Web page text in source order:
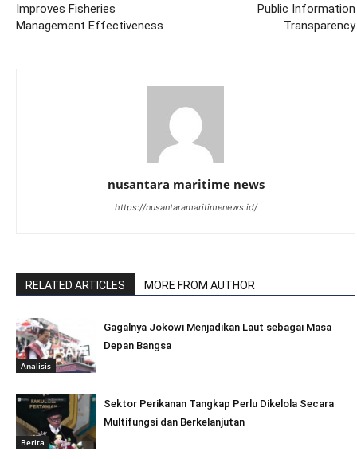
Improves Fisheries
Management Effectiveness
Public Information
Transparency
nusantara maritime news
https://nusantaramaritimenews.id/
RELATED ARTICLES MORE FROM AUTHOR
Analisis
Gagalnya Jokowi Menjadikan Laut sebagai Masa
Depan Bangsa
Berita
Sektor Perikanan Tangkap Perlu Dikelola Secara
Multifungsi dan Berkelanjutan